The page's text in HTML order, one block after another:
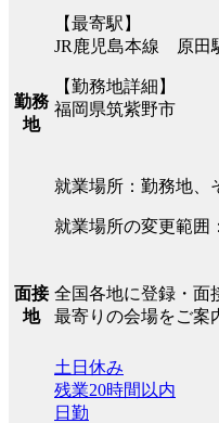
勤務
地
【最寄駅】
JR鹿児島本線 原
【勤務地詳細】
福岡県筑紫野市
就業場所：勤務地、
就業場所の変更範囲
面接
地
全国各地に登録・面
最寄りの会場をご案
土日休み
残業20時間以内
日勤